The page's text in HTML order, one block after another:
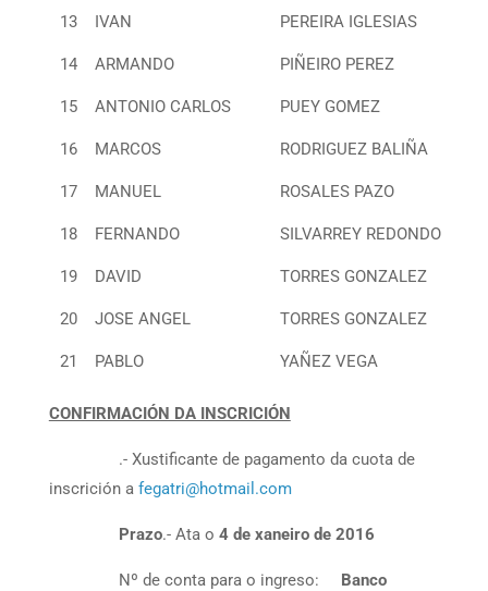
13 IVAN PEREIRA IGLESIAS
14 ARMANDO PIÑEIRO PEREZ
15 ANTONIO CARLOS PUEY GOMEZ
16 MARCOS RODRIGUEZ BALIÑA
17 MANUEL ROSALES PAZO
18 FERNANDO SILVARREY REDONDO
19 DAVID TORRES GONZALEZ
20 JOSE ANGEL TORRES GONZALEZ
21 PABLO YAÑEZ VEGA
CONFIRMACIÓN DA INSCRICIÓN
.- Xustificante de pagamento da cuota de
inscrición a fegatri@hotmail.com
Prazo.- Ata o 4 de xaneiro de 2016
Nº de conta para o ingreso: Banco